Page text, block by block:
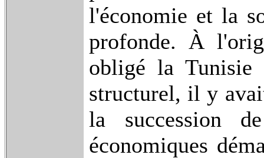
l'économie et la
profonde. À
obligé la Tunisie
structurel, il y
la succession
économiques